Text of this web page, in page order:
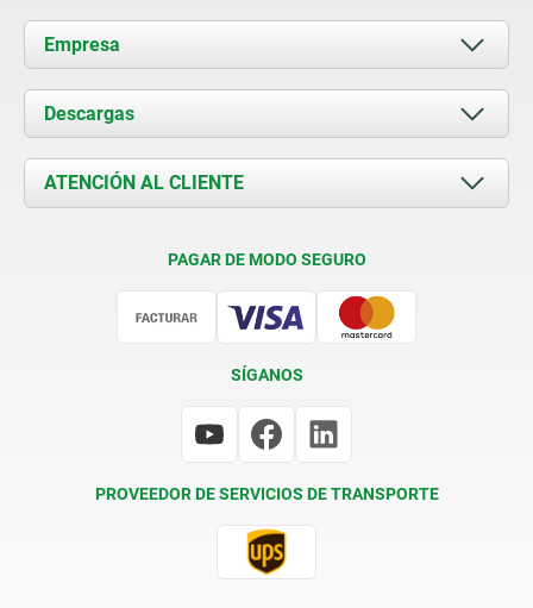
Empresa
Acerca de nosotros
Novedades
Contacto
Descargas
Documents
ATENCIÓN AL CLIENTE
PAGAR DE MODO SEGURO
SÍGANOS
PROVEEDOR DE SERVICIOS DE TRANSPORTE